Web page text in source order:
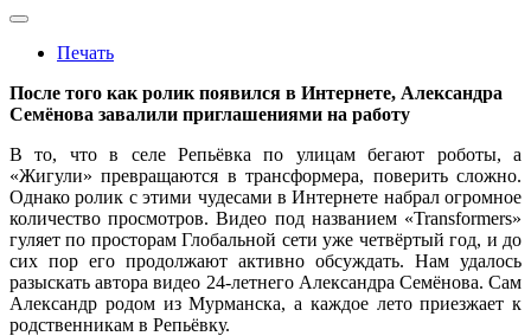
Печать
После того как ролик появился в Интернете, Александра
Семёнова завалили приглашениями на работу
В то, что в селе Репьёвка по улицам бегают роботы, а
«Жигули» превращаются в трансформера, поверить сложно.
Однако ролик с этими чудесами в Интернете набрал огромное
количество просмотров. Видео под названием «Transformers»
гуляет по просторам Глобальной сети уже четвёртый год, и до
сих пор его продолжают активно обсуждать. Нам удалось
разыскать автора видео 24-летнего Александра Семёнова. Сам
Александр родом из Мурманска, а каждое лето приезжает к
родственникам в Репьёвку.